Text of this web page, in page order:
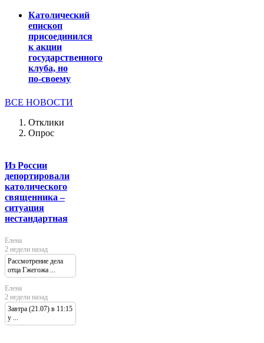
Католический
епископ
присоединился
к акции
государственного
клуба, но
по-своему
ВСЕ НОВОСТИ
Отклики
Опрос
Из России
депортировали
католического
священника –
ситуация
нестандартная
Елена
2 недели назад
Рассмотрение дела
отца Гжегожа ...
Елена
2 недели назад
Завтра (21.07) в 11:15
у ...